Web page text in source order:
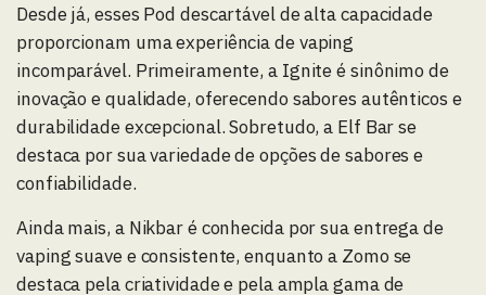
Desde já, esses Pod descartável de alta capacidade
proporcionam uma experiência de vaping
incomparável. Primeiramente, a Ignite é sinônimo de
inovação e qualidade, oferecendo sabores autênticos e
durabilidade excepcional. Sobretudo, a Elf Bar se
destaca por sua variedade de opções de sabores e
confiabilidade.
Ainda mais, a Nikbar é conhecida por sua entrega de
vaping suave e consistente, enquanto a Zomo se
destaca pela criatividade e pela ampla gama de